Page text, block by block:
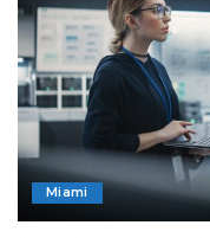
Miami